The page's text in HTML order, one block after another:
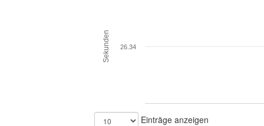
Sekunden 26.34
Einträge anzeigen